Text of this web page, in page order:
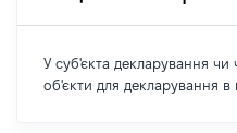
У суб'єкта декларування чи
об'єкти для декларування в